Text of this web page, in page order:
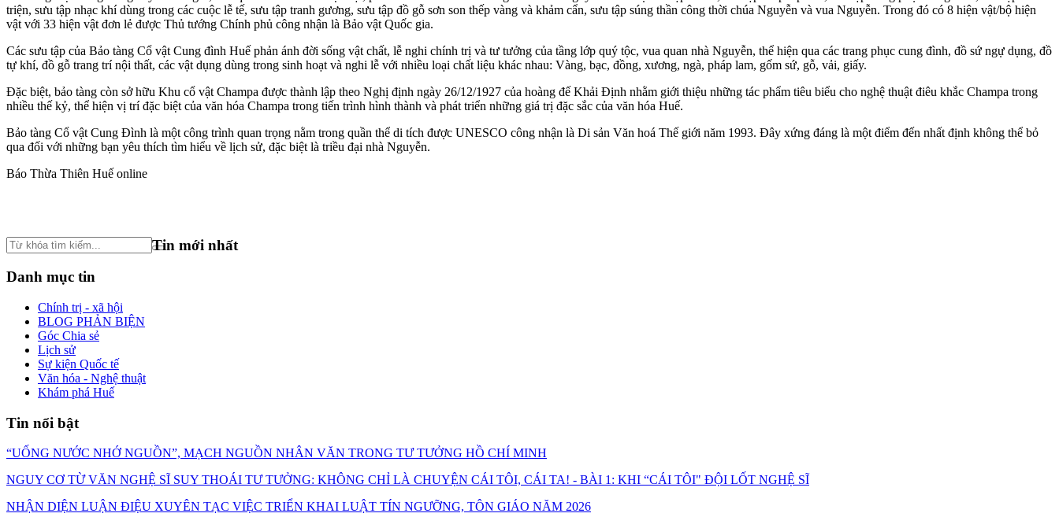
triện, sưu tập nhạc khí dùng trong các cuộc lễ tế, sưu tập tranh gương, sưu tập đồ gỗ sơn son thếp vàng và khảm cẩn, sưu tập súng thần công thời chúa Nguyễn và vua Nguyễn. Trong đó có 8 hiện vật/bộ hiện
vật với 33 hiện vật đơn lẻ được Thủ tướng Chính phủ công nhận là Bảo vật Quốc gia.
Các sưu tập của Bảo tàng Cổ vật Cung đình Huế phản ánh đời sống vật chất, lễ nghi chính trị và tư tưởng của tầng lớp quý tộc, vua quan nhà Nguyễn, thể hiện qua các trang phục cung đình, đồ sứ ngự dụng, đồ
tự khí, đồ gỗ trang trí nội thất, các vật dụng dùng trong sinh hoạt và nghi lễ với nhiều loại chất liệu khác nhau: Vàng, bạc, đồng, xương, ngà, pháp lam, gốm sứ, gỗ, vải, giấy.
Đặc biệt, bảo tàng còn sở hữu Khu cổ vật Champa được thành lập theo Nghị định ngày 26/12/1927 của hoàng đế Khải Định nhằm giới thiệu những tác phẩm tiêu biểu cho nghệ thuật điêu khắc Champa trong
nhiều thế kỷ, thể hiện vị trí đặc biệt của văn hóa Champa trong tiến trình hình thành và phát triển những giá trị đặc sắc của văn hóa Huế.
Bảo tàng Cổ vật Cung Đình là một công trình quan trọng nằm trong quần thể di tích được UNESCO công nhận là Di sản Văn hoá Thế giới năm 1993. Đây xứng đáng là một điểm đến nhất định không thể bỏ
qua đối với những bạn yêu thích tìm hiểu về lịch sử, đặc biệt là triều đại nhà Nguyễn.
Báo Thừa Thiên Huế online
Tin mới nhất
Danh mục tin
Chính trị - xã hội
BLOG PHẢN BIỆN
Góc Chia sẻ
Lịch sử
Sự kiện Quốc tế
Văn hóa - Nghệ thuật
Khám phá Huế
Tin nổi bật
“UỐNG NƯỚC NHỚ NGUỒN”, MẠCH NGUỒN NHÂN VĂN TRONG TƯ TƯỞNG HỒ CHÍ MINH
NGUY CƠ TỪ VĂN NGHỆ SĨ SUY THOÁI TƯ TƯỞNG: KHÔNG CHỈ LÀ CHUYỆN CÁI TÔI, CÁI TA! - BÀI 1: KHI “CÁI TÔI" ĐỘI LỐT NGHỆ SĨ
NHẬN DIỆN LUẬN ĐIỆU XUYÊN TẠC VIỆC TRIỂN KHAI LUẬT TÍN NGƯỠNG, TÔN GIÁO NĂM 2026